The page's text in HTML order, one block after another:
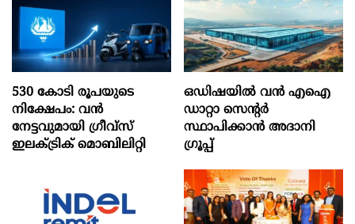
530 കോടി രൂപയുടെ
നിക്ഷേപം: വൻ
നേട്ടവുമായി ഗ്രീവ്സ്
ഇലക്ട്രിക് മൊബിലിറ്റി
ഒഡിഷയില്‍ വന്‍ എഐ
ഡാറ്റാ സെന്റര്‍
സ്ഥാപിക്കാന്‍ അദാനി
ഗ്രൂപ്പ്